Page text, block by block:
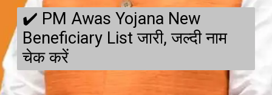
✔️ PM Awas Yojana New
Beneficiary List जारी, जल्दी नाम
चेक करें